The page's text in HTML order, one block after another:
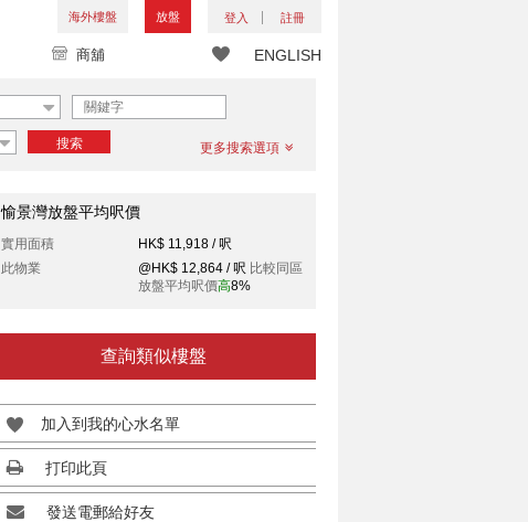
海外樓盤 放盤 登入 註冊
ENGLISH
商舖
搜索 更多搜索選項
愉景灣放盤平均呎價
實用面積
HK$ 11,918 / 呎
此物業
@HK$ 12,864 / 呎 比較同區
放盤平均呎價高8%
查詢類似樓盤
加入到我的心水名單
打印此頁
發送電郵給好友